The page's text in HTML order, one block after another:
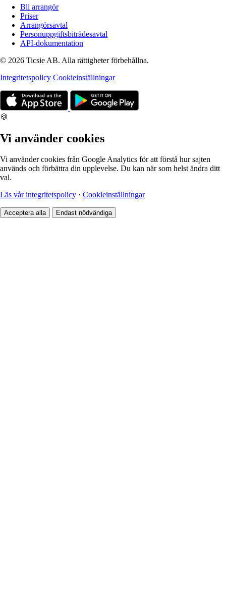
Bli arrangör
Priser
Arrangörsavtal
Personuppgiftsbiträdesavtal
API-dokumentation
© 2026 Ticsie AB. Alla rättigheter förbehållna.
Integritetspolicy Cookieinställningar
🍪
Vi använder cookies
Vi använder cookies från Google Analytics för att förstå hur sajten
används och förbättra din upplevelse. Du kan när som helst ändra ditt
val.
Läs vår integritetspolicy · Cookieinställningar
Acceptera alla Endast nödvändiga